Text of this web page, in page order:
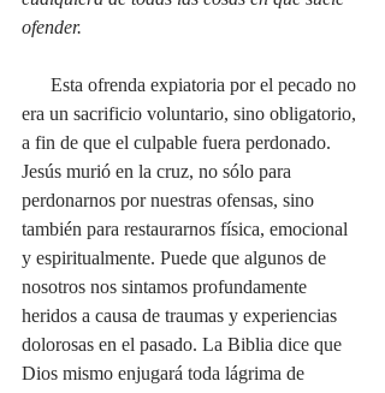
ofender.
era un sacrificio voluntario, sino obligatorio,
a fin de que el culpable fuera perdonado.
Jesús murió en la cruz, no sólo para
perdonarnos por nuestras ofensas, sino
también para restaurarnos física, emocional
y espiritualmente. Puede que algunos de
nosotros nos sintamos profundamente
heridos a causa de traumas y experiencias
dolorosas en el pasado. La Biblia dice que
Dios mismo enjugará toda lágrima de